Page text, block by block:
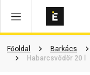
Főoldal Barkács
Habarcsvödör 20 l
Vásárlói vélemények